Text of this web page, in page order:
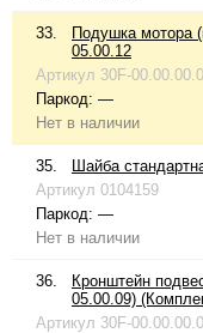
33.
Подушка мотора
05.00.12
Артикул 30F-
Паркод: —
Нет в наличии
35.
Шайба
Артикул 0104159
Паркод: —
Нет в наличии
36.
Кронштейн
05.00.09)
Артикул 30F-